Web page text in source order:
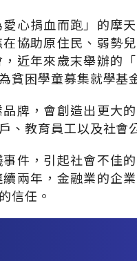
心捐血而跑」的摩
協助原住民、弱勢
近年來歲末舉辦的
貧困學童募集就學基
牌，會創造出更大
、教育員工以及社會
件，引起社會不佳
兩年，金融業的企
信任。